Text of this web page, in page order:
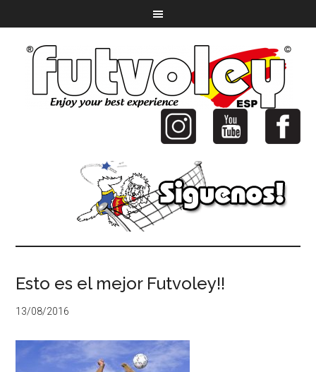
Esto es el mejor Futvoley!!
13/08/2016